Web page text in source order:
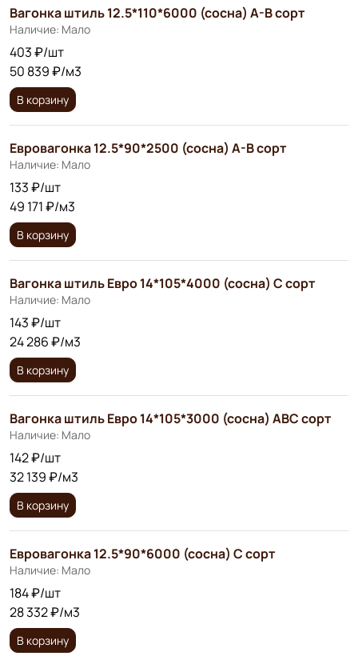
Вагонка штиль 12.5*110*6000 (сосна) А-В сорт
Наличие: Мало
403 ₽/шт
50 839 ₽/м3
В корзину
Евровагонка 12.5*90*2500 (сосна) А-В сорт
Наличие: Мало
133 ₽/шт
49 171 ₽/м3
В корзину
Вагонка штиль Евро 14*105*4000 (сосна) С сорт
Наличие: Мало
143 ₽/шт
24 286 ₽/м3
В корзину
Вагонка штиль Евро 14*105*3000 (сосна) АВС сорт
Наличие: Мало
142 ₽/шт
32 139 ₽/м3
В корзину
Евровагонка 12.5*90*6000 (сосна) С сорт
Наличие: Мало
184 ₽/шт
28 332 ₽/м3
В корзину